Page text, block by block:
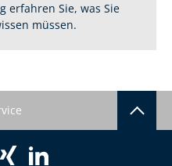
erfahren Sie, was Sie
müssen.